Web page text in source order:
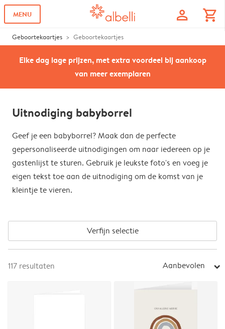
MENU profile shopping_cart
Geboortekaartjes Geboortekaartjes
Elke dag lage prijzen, met extra voordeel bij aankoop
van meer exemplaren
Uitnodiging babyborrel
Geef je een babyborrel? Maak dan de perfecte
gepersonaliseerde uitnodigingen om naar iedereen op je
gastenlijst te sturen. Gebruik je leukste foto's en voeg je
eigen tekst toe aan de uitnodiging om de komst van je
kleintje te vieren.
Verfijn selectie
117 resultaten Aanbevolen arrow_right